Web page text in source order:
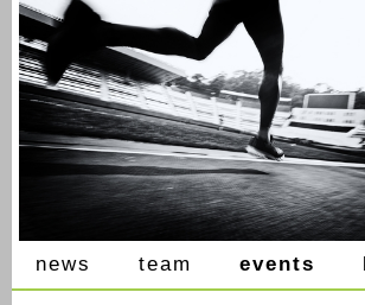
news team events